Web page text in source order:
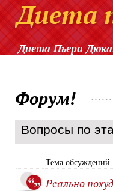
Диета Пьера
Форум!
Вопросы по
Тема обсуждений
Реально